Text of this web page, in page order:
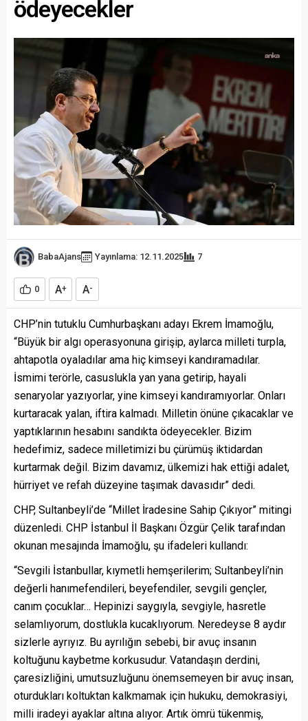
ödeyecekler
BabaAjans Yayınlama: 12.11.2025 7
0 A+ A-
CHP’nin tutuklu Cumhurbaşkanı adayı Ekrem İmamoğlu,
“Büyük bir algı operasyonuna girişip, aylarca milleti turpla,
ahtapotla oyaladılar ama hiç kimseyi kandıramadılar.
İsmimi terörle, casuslukla yan yana getirip, hayali
senaryolar yazıyorlar, yine kimseyi kandıramıyorlar. Onları
kurtaracak yalan, iftira kalmadı. Milletin önüne çıkacaklar ve
yaptıklarının hesabını sandıkta ödeyecekler. Bizim
hedefimiz, sadece milletimizi bu çürümüş iktidardan
kurtarmak değil. Bizim davamız, ülkemizi hak ettiği adalet,
hürriyet ve refah düzeyine taşımak davasıdır” dedi.
CHP, Sultanbeyli’de “Millet İradesine Sahip Çıkıyor” mitingi
düzenledi. CHP İstanbul İl Başkanı Özgür Çelik tarafından
okunan mesajında İmamoğlu, şu ifadeleri kullandı:
“Sevgili İstanbullar, kıymetli hemşerilerim; Sultanbeyli’nin
değerli hanımefendileri, beyefendiler, sevgili gençler,
canım çocuklar… Hepinizi saygıyla, sevgiyle, hasretle
selamlıyorum, dostlukla kucaklıyorum. Neredeyse 8 aydır
sizlerle ayrıyız. Bu ayrılığın sebebi, bir avuç insanın
koltuğunu kaybetme korkusudur. Vatandaşın derdini,
çaresizliğini, umutsuzluğunu önemsemeyen bir avuç insan,
oturdukları koltuktan kalkmamak için hukuku, demokrasiyi,
milli iradeyi ayaklar altına alıyor. Artık ömrü tükenmiş,